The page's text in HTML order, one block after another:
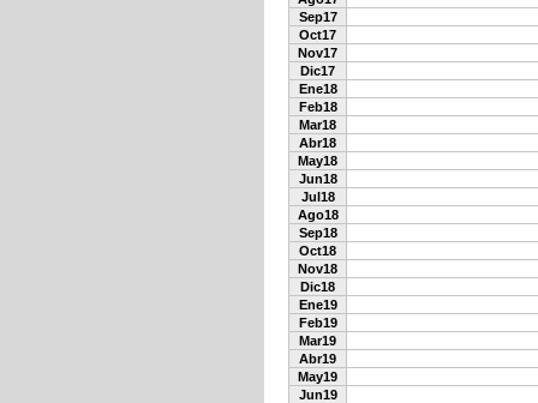
Sep17
Oct17
Nov17
Dic17
Ene18
Feb18
Mar18
Abr18
May18
Jun18
Jul18
Ago18
Sep18
Oct18
Nov18
Dic18
Ene19
Feb19
Mar19
Abr19
May19
Jun19